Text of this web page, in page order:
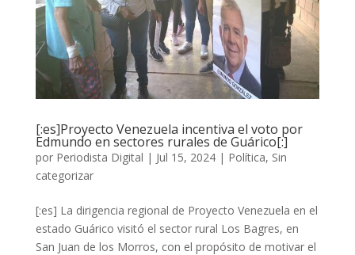
[:es]Proyecto Venezuela incentiva el voto por
Edmundo en sectores rurales de Guárico[:]
por Periodista Digital | Jul 15, 2024| Política, Sin
categorizar
[:es] La dirigencia regional de Proyecto Venezuela en el
estado Guárico visitó el sector rural Los Bagres, en
San Juan de los Morros, con el propósito de motivar el